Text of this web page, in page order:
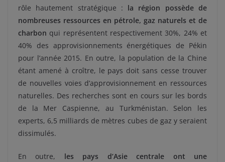
rôle hautement stratégique : la région possède de
nombreuses ressources en pétrole, gaz naturels et de
charbon qui représentent respectivement 30%, 24% et
40% des approvisionnements énergétiques de Pékin
pour l’année 2015. En outre, la population de la Chine
étant amené à croître, le pays doit sans cesse trouver
de nouvelles voies d’approvisionnement en ressources
naturelles. Des recherches sont en cours sur les bords
de la Mer Caspienne, au Turkménistan. Selon les
experts, 6,5 milliards de mètres cubes de gaz y seraient
dissimulés.
En outre, les pays d’Asie centrale ont une